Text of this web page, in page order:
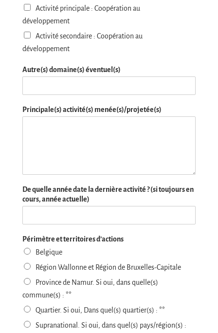
Activité principale : Coopération au
développement
Activité secondaire : Coopération au
développement
Autre(s) domaine(s) éventuel(s)
Principale(s) activité(s) menée(s)/projetée(s)
De quelle année date la dernière activité ? (si toujours en
cours, année actuelle)
Périmètre et territoires d’actions
Belgique
Région Wallonne et Région de Bruxelles-Capitale
Province de Namur. Si oui, dans quelle(s)
commune(s) : **
Quartier. Si oui, Dans quel(s) quartier(s) : **
Supranational. Si oui, dans quel(s) pays/région(s) :